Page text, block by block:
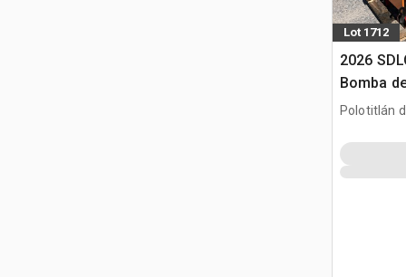
Lot 1712
2026
Bomba
Usar) /
Polotitlán